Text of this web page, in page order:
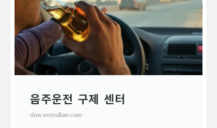
음주운전 구제 센터
duw.seoyullaw.com